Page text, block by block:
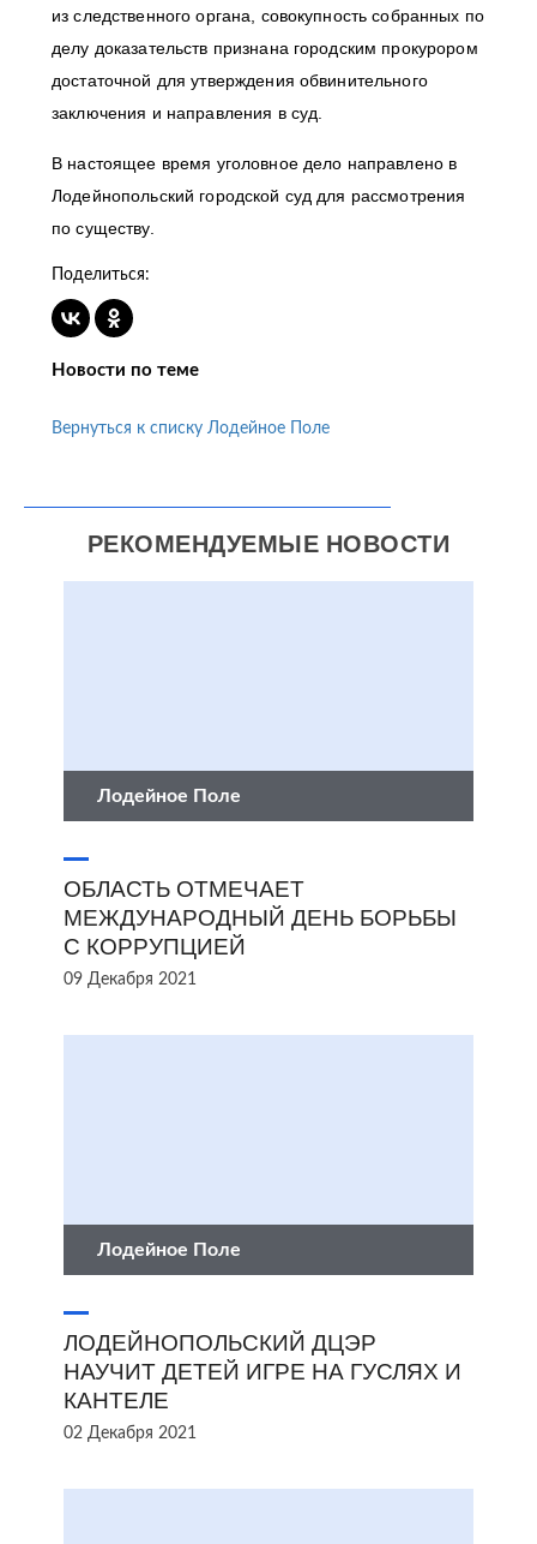
из следственного органа, совокупность собранных по
делу доказательств признана городским прокурором
достаточной для утверждения обвинительного
заключения и направления в суд.
В настоящее время уголовное дело направлено в
Лодейнопольский городской суд для рассмотрения
по существу.
Поделиться:
Новости по теме
Вернуться к списку Лодейное Поле
РЕКОМЕНДУЕМЫЕ НОВОСТИ
Лодейное Поле
ОБЛАСТЬ ОТМЕЧАЕТ
МЕЖДУНАРОДНЫЙ ДЕНЬ БОРЬБЫ
С КОРРУПЦИЕЙ
09 Декабря 2021
Лодейное Поле
ЛОДЕЙНОПОЛЬСКИЙ ДЦЭР
НАУЧИТ ДЕТЕЙ ИГРЕ НА ГУСЛЯХ И
КАНТЕЛЕ
02 Декабря 2021